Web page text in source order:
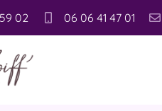
02 06 06 41 47 01